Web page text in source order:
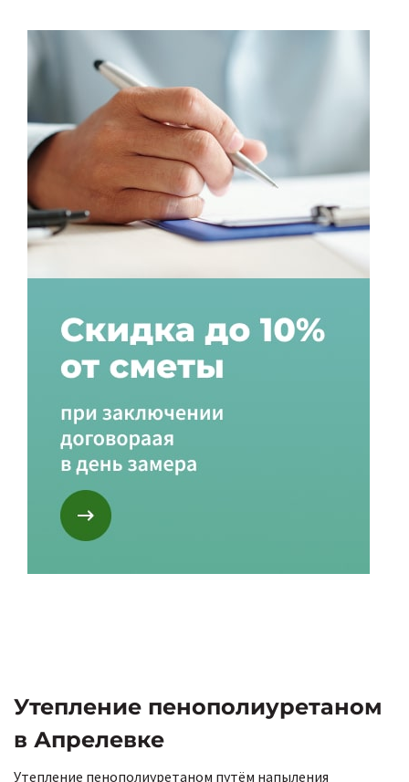
Утепление пенополиуретаном
в Апрелевке
Утепление пенополиуретаном путём напыления